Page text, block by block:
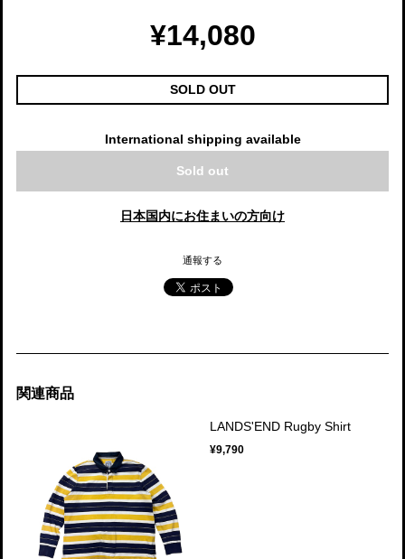
¥14,080
SOLD OUT
International shipping available
Sold out
日本国内にお住まいの方向け
通報する
関連商品
LANDS'END Rugby Shirt
¥9,790